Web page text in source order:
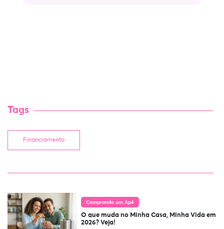
Tags
Financiamento
Comprando um Apê
O que muda no Minha Casa, Minha Vida em
2026? Veja!